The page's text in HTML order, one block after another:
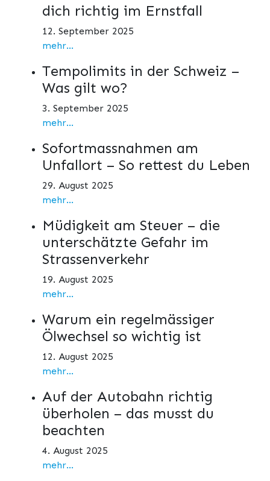
dich richtig im Ernstfall
12. September 2025
mehr...
Tempolimits in der Schweiz –
Was gilt wo?
3. September 2025
mehr...
Sofortmassnahmen am
Unfallort – So rettest du Leben
29. August 2025
mehr...
Müdigkeit am Steuer – die
unterschätzte Gefahr im
Strassenverkehr
19. August 2025
mehr...
Warum ein regelmässiger
Ölwechsel so wichtig ist
12. August 2025
mehr...
Auf der Autobahn richtig
überholen – das musst du
beachten
4. August 2025
mehr...